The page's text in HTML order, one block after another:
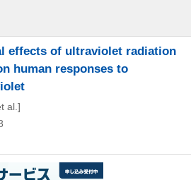
effects of ultraviolet radiation
human responses to
al.]